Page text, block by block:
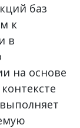
баз
к
в
на основе